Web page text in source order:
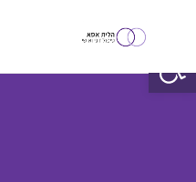
פתח סרגל נגישות